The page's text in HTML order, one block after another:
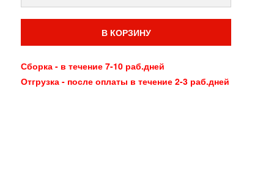
В КОРЗИНУ
Сборка - в течение 7-10 раб.дней
Отгрузка - после оплаты в течение 2-3 раб.дней